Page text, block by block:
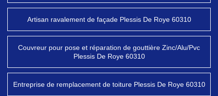
Artisan ravalement de façade Plessis De Roye 60310
Couvreur pour pose et réparation de gouttière Zinc/Alu/Pvc
Plessis De Roye 60310
Entreprise de remplacement de toiture Plessis De Roye 60310